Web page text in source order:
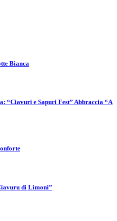
Bianca
“Ciavuri e Sapuri Fest” Abbraccia “A
di Limoni”